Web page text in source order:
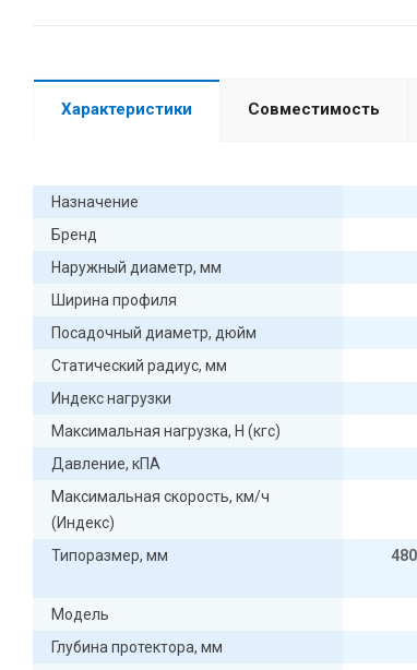
Характеристики Совместимость
Назначение
Бренд
Наружный диаметр, мм
Ширина профиля
Посадочный диаметр, дюйм
Статический радиус, мм
Индекс нагрузки
Максимальная нагрузка, Н (кгс)
Давление, кПА
Максимальная скорость, км/ч
(Индекс)
Типоразмер, мм
Модель
Глубина протектора, мм